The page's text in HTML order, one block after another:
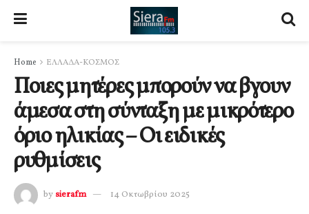
Home ΕΛΛΑΔΑ-ΚΟΣΜΟΣ
Ποιες μητέρες μπορούν να βγουν
άμεσα στη σύνταξη με μικρότερο
όριο ηλικίας – Οι ειδικές
ρυθμίσεις
by sierafm 14 Οκτωβρίου 2025